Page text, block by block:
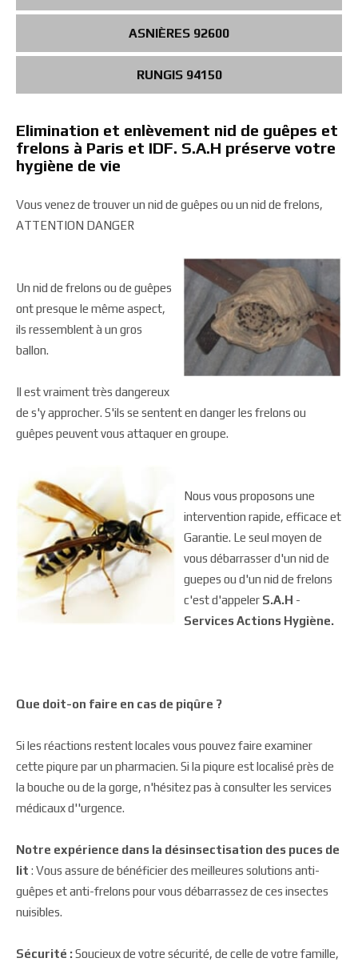
ASNIÈRES 92600
RUNGIS 94150
Elimination et enlèvement nid de guêpes et
frelons à Paris et IDF. S.A.H préserve votre
hygiène de vie
Vous venez de trouver un nid de guêpes ou un nid de frelons,
ATTENTION DANGER
Un nid de frelons ou de guêpes
ont presque le même aspect,
ils ressemblent à un gros
ballon.
Il est vraiment très dangereux
de s'y approcher. S'ils se sentent en danger les frelons ou
guêpes peuvent vous attaquer en groupe.
Nous vous proposons une
intervention rapide, efficace et
Garantie. Le seul moyen de
vous débarrasser d'un nid de
guepes ou d'un nid de frelons
c'est d'appeler S.A.H -
Services Actions Hygiène.
Que doit-on faire en cas de piqûre ?
Si les réactions restent locales vous pouvez faire examiner
cette piqure par un pharmacien. Si la piqure est localisé près de
la bouche ou de la gorge, n'hésitez pas à consulter les services
médicaux d''urgence.
Notre expérience dans la désinsectisation des puces de
lit : Vous assure de bénéficier des meilleures solutions anti-
guêpes et anti-frelons pour vous débarrassez de ces insectes
nuisibles.
Sécurité :Soucieux de votre sécurité, de celle de votre famille,